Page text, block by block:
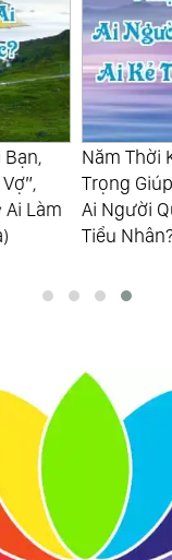
Biết
Ai Kẻ
Hoa)
Đạm Bạc
Đức, Một
Thành
Chín Biết